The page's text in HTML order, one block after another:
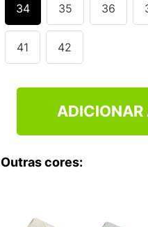
34 35 36
41 42
ADICIONAR
Outras cores: